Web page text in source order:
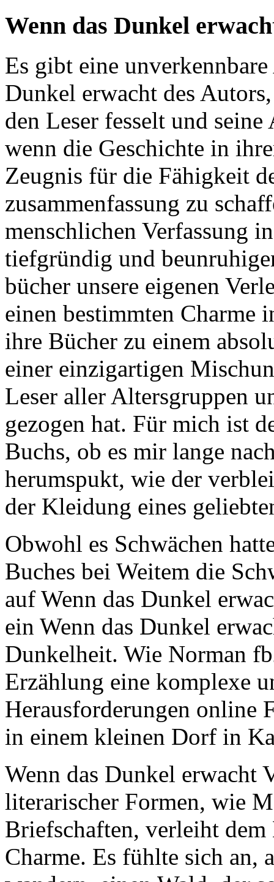
Wenn das Dunkel
Es gibt eine
Dunkel erwacht des
den Leser fesselt und
wenn die Geschichte in
Zeugnis für die Fähigkeit
zusammenfassung zu
menschlichen Verfassung
tiefgründig und
bücher unsere eigenen
einen bestimmten Charme
ihre Bücher zu einem
einer einzigartigen
Leser aller Altersgruppen
gezogen hat. Für mich ist
Buchs, ob es mir lange
herumspukt, wie der
der Kleidung eines
Obwohl es Schwächen
Buches bei Weitem die
auf Wenn das Dunkel
ein Wenn das Dunkel
Dunkelheit. Wie Norman
Erzählung eine komplexe
Herausforderungen online
in einem kleinen Dorf in
Wenn das Dunkel erwacht
literarischer Formen, wie
Briefschaften, verleiht
Charme. Es fühlte sich an,